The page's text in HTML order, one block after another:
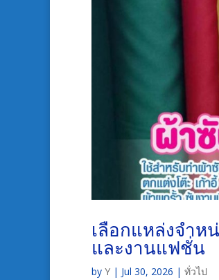
เลือกแหล่งจำ
และงานแฟชั่น
by Y | Jul 30, 2026 | ทั่วไป